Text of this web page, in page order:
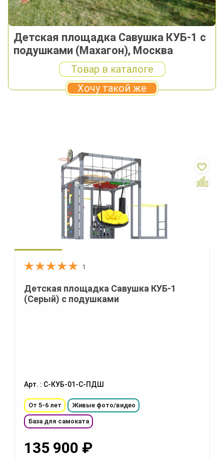
Детская площадка Савушка КУБ-1 с
подушками (Махагон), Москва
Товар в каталоге
Хочу такой же
1
Детская площадка Савушка КУБ-1
(Серый) с подушками
Арт. : С-КУБ-01-С-ПДШ
От 5-6 лет Живые фото/видео
База для самоката
135 900 ₽